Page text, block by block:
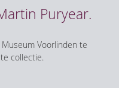
Puryear.
Voorlinden te
collectie.